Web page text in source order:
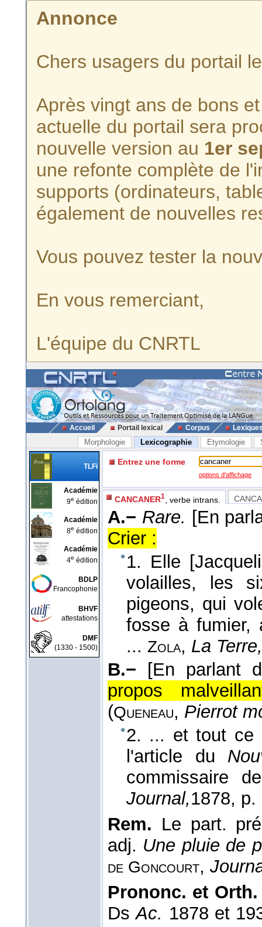
Annonce
Chers usagers du portail
Après vingt ans de bons
actuelle du portail sera
nouvelle version au 1er
une refonte complète de
supports (ordinateurs,
également de nouvelles
Vous pouvez tester la
En vous remerciant,
L'équipe du CNRTL
Accueil Portail lexical Corpus
Morphologie Lexicographie Etymologie
TLFi
Académie
9e édition
Académie
8e édition
Académie
4e édition
BDLP
Francophonie
BHVF
attestations
DMF
(1330 - 1500)
Entrez une forme
options d'affichage
CANCANER1 , verbe intrans.
A.− Rare. [En
Crier :
1. Elle
volailles, les
pigeons, qui
fosse à fumier,
... Zola, La Terre,
B.−
[En parlant
propos
(Queneau, Pierrot
2. ... et tout ce
l'article du
commissaire
Journal,1878, p.
Rem. Le part.
adj. Une pluie de
de Goncourt,
Prononc. et
DsAc. 1878 et